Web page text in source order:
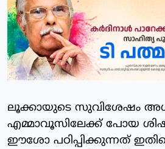
ലൂക്കായുടെ സുവിശേഷം
എമ്മാവൂസിലേക്ക് പോയ
ഈശോ പഠിപ്പിക്കുന്നത്